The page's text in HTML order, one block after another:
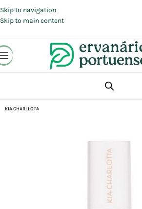
Skip to navigation
Skip to main content
Beleza | Cosmética | Higiene
KIA CHARLLOTA